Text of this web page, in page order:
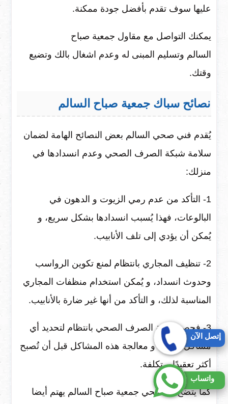
عليها سوف تقدم بأفضل جودة ممكنة.
يمكنك التواصل مع مقاول جمعية صباح
السالم وتسليم المبنى له وعدم اشغال بالك وتضيع
وقتك.
نصائح سباك جمعية صباح السالم
يُقدم فني صحي السالم بعض النصائح الهامة لضمان
سلامة شبكة الصرف الصحي وعدم انسدادها في
منزلك:
1- التأكد من عدم رمي الزيوت و الدهون في
البالوعات، فهذا يُسبب انسدادها بشكل سريع، و
يُمكن أن يؤدي إلى تلف الأنابيب.
2- تنظيف المجاري بانتظام لمنع تكوين الرواسب
وحدوث انسداد، و يُمكن استخدام منظفات المجاري
المناسبة لذلك، و التأكد من أنها غير ضارة بالأنابيب.
3- فحص شبكة الصرف الصحي بانتظام لتحديد أي
مشاكل مُبكرًا، و معالجة هذه المشاكل قبل أن تُصبح
أكثر تعقيدًا و تكلفة.
كما يتضح أن صحي جمعية صباح السالم يهتم أيضا
واتساب
إتصل الآن